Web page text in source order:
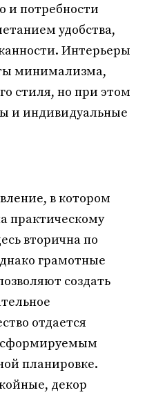
и потребности
удобства,
Интерьеры
минимализма,
стиля, но при этом
и индивидуальные
в котором
практическому
вторична по
грамотные
создать
отдается
планировке.
декор